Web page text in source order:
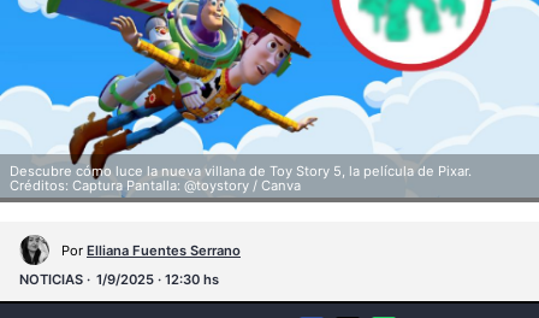
Descubre cómo luce la nueva villana de Toy Story 5, la película de Pixar.
Créditos: Captura Pantalla: @toystory / Canva
Por Elliana Fuentes Serrano
NOTICIAS
1/9/2025 · 12:30 hs